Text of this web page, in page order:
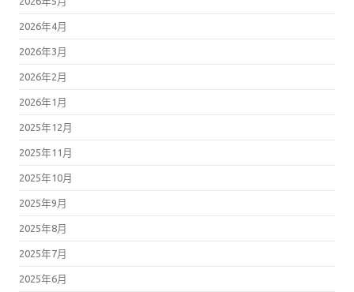
2026年4月
2026年3月
2026年2月
2026年1月
2025年12月
2025年11月
2025年10月
2025年9月
2025年8月
2025年7月
2025年6月